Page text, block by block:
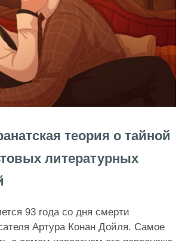
теория о тайной
литературных
93 года со дня смерти
Артура Конан Дойля. Самое